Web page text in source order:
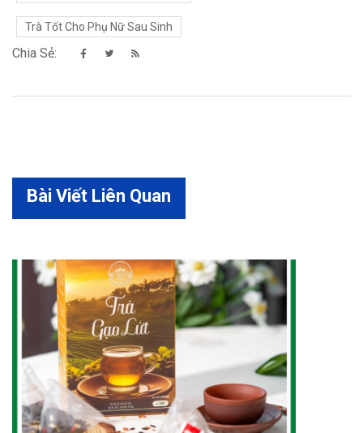
Trà Tốt Cho Phụ Nữ Sau Sinh
Chia Sẻ:
Bài Viết Liên Quan